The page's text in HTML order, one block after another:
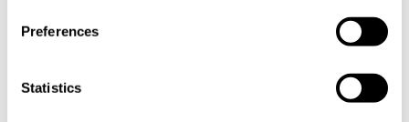
Preferences
Statistics
Osuppfångningsförmåga